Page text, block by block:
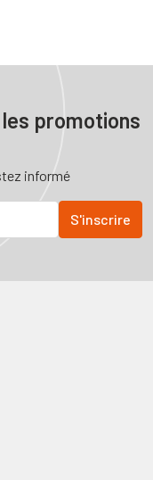
promotions
informé